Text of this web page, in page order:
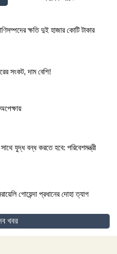
ক্ষতি দুই হাজার কোটি টাকার
সংকট, দাম বেশি!
যুদ্ধ বন্ধ করতে হবে: পরিবেশমন্ত্রী
গোয়েন্দা প্রধানের দোহা ত্যাগ
৮ দিনব্যাপী রথযাত্রা উদযাপিত
খবর